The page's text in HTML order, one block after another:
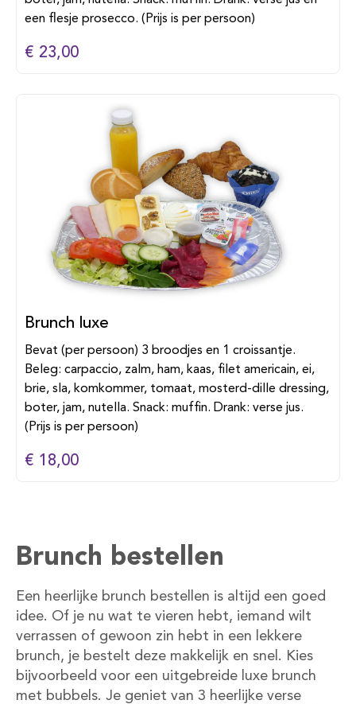
een flesje prosecco. (Prijs is per persoon)
€ 23,00
Brunch luxe
Bevat (per persoon) 3 broodjes en 1 croissantje.
Beleg: carpaccio, zalm, ham, kaas, filet americain, ei,
brie, sla, komkommer, tomaat, mosterd-dille dressing,
boter, jam, nutella. Snack: muffin. Drank: verse jus.
(Prijs is per persoon)
€ 18,00
Brunch bestellen
Een heerlijke brunch bestellen is altijd een goed
idee. Of je nu wat te vieren hebt, iemand wilt
verrassen of gewoon zin hebt in een lekkere
brunch, je bestelt deze makkelijk en snel. Kies
bijvoorbeeld voor een uitgebreide luxe brunch
met bubbels. Je geniet van 3 heerlijke verse